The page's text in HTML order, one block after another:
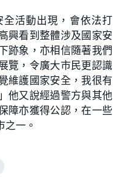
活動出現，會依法打
興看到整體涉及國家安
跡象，亦相信隨著我們
覽，令廣大市民更認識
維護國家安全，我很有
他又說經過警方與其他
障亦獲得公認，在一些
一。